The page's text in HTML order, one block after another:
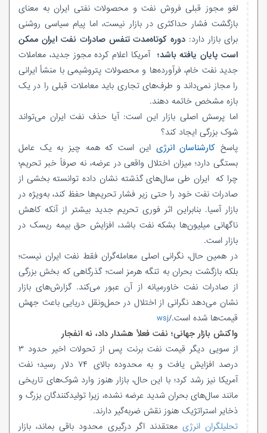
لغو مجوز قبلی فروش نفت و محصولات نفتی ایران به معنای
بازگشت فشار حداکثری در بازار نیست، اما پیام سیاسی روشنی
برای بازار دارد: دوره کوتاه‌مدت تنفس صادرات نفت ایران ممکن
است پایان یافته باشد؛ آمریکا اعلام کرده مجوز جدید، معاملات
جدید نفت خام، فرآورده‌ها و محصولات پتروشیمی با منشأ ایرانی
را مجاز نمی‌داند و طرف‌های تجاری باید معاملات قبلی را در یک
بازه مشخص خاتمه دهند.
اما پرسش اصلی بازار این است: آیا حذف نفت ایران می‌تواند
شوک بزرگی ایجاد کند؟
پاسخ کارشناسان انرژی این است که همه چیز به یک عامل
بستگی دارد؛ میزان اختلال واقعی در عرضه، نه صرفاً خبر تحریم؛
چرا که ایران طی سال‌های گذشته نشان داده توانسته بخشی از
صادرات نفت خود را حتی زیر فشار تحریم‌ها حفظ کند، به‌ویژه در
بازار آسیا. بنابراین اثر فوری تحریم جدید بیشتر از آنکه کاهش
ناگهانی میلیون‌ها بشکه نفت باشد، افزایش حق بیمه ریسک در
بازار است.
در همین حال، نگرانی اصلی معامله‌گران فقط نفت ایران نیست؛
بلکه بازگشت بحران به تنگه هرمز است؛ گذرگاهی که بخش بزرگی
از صادرات نفت خاورمیانه از آن عبور می‌کند. گزارش‌های بازار
نشان می‌دهد نگرانی از اختلال در حمل‌ونقل دریایی باعث جهش
قیمت‌ها شده است./wsj
واکنش بازار جهانی؛ نفت فعلاً هشدار داد، نه انفجار
از سویی دیگر قیمت نفت برنت پس از تحولات اخیر حدود ۳
درصد افزایش یافت و به محدوده بالای ۷۴ دلار رسید؛ نفت
آمریکا نیز رشد کرد؛ با این حال، بازار هنوز وارد شوک‌های تاریخی
مانند سال‌های بحران شدید عرضه نشده، زیرا تولیدکنندگان بزرگ و
ذخایر استراتژیک هنوز نقش ضربه‌گیر دارند.
تحلیلگران انرژی معتقدند اگر درگیری محدود باقی بماند، بازار